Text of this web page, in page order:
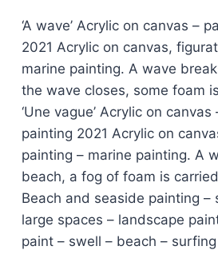
‘A wave’ Acrylic on canvas –
2021 Acrylic on canvas,
marine painting. A wave
the wave closes, some foam
‘Une vague’ Acrylic on
painting 2021 Acrylic on
painting – marine painting. A
beach, a fog of foam is
Beach and seaside painting –
large spaces – landscape
paint – swell – beach –